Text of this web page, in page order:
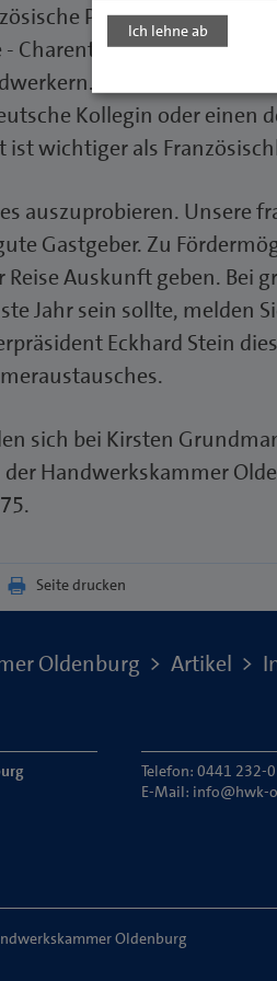
Partnerkammer La
Charente-Maritime. Die
Ähnlich wird es in
Kollegin oder einen
ist wichtiger als
auszuprobieren. Unsere
Gastgeber. Zu
Reise Auskunft geben. Bei
Jahr sein sollte, melden
Eckhard Stein
sich bei Kirsten
Handwerkskammer
Seite drucken
Oldenburg Artikel
Telefon: 0441 232-0
E-Mail: info@hwk-
Oldenburg
Ich lehne ab